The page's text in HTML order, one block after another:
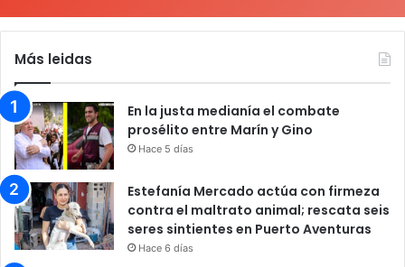
Más leidas
En la justa medianía el combate
prosélito entre Marín y Gino
Hace 5 días
Estefanía Mercado actúa con firmeza
contra el maltrato animal; rescata seis
seres sintientes en Puerto Aventuras
Hace 6 días